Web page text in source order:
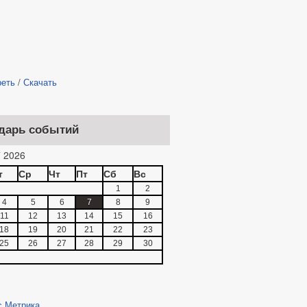
/ Скачать
событий
Ср Чт Пт Сб Вс
1
2
4
5 6 7 8
9
11
12 13 14 15
16
18
19 20 21 22
23
25
26 27 28 29 30